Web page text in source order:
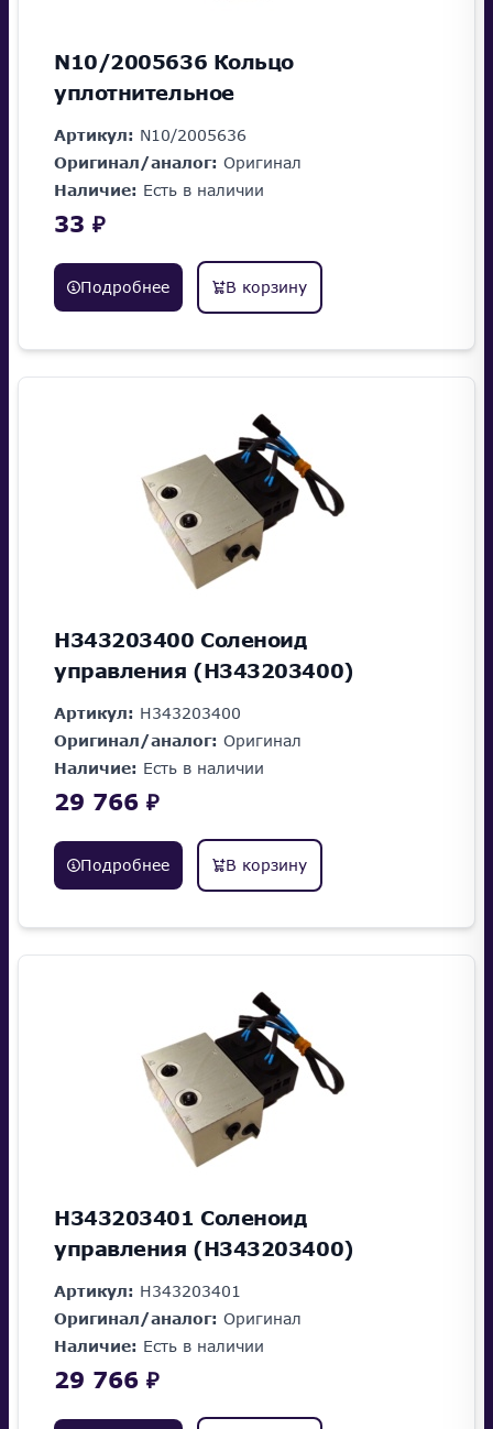
N10/2005636 Кольцо
уплотнительное
Артикул: N10/2005636
Оригинал/аналог: Оригинал
Наличие: Есть в наличии
33 ₽
Подробнее В корзину
H343203400 Соленоид
управления (H343203400)
Артикул: H343203400
Оригинал/аналог: Оригинал
Наличие: Есть в наличии
29 766 ₽
Подробнее В корзину
H343203401 Соленоид
управления (H343203400)
Артикул: H343203401
Оригинал/аналог: Оригинал
Наличие: Есть в наличии
29 766 ₽